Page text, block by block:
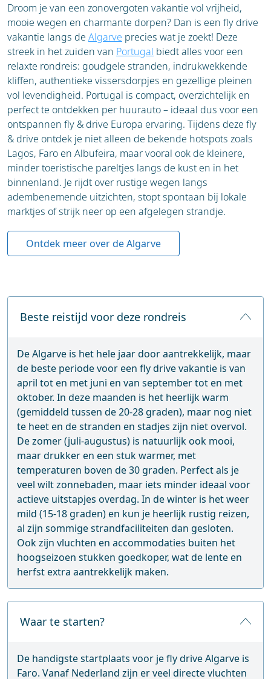
Droom je van een zonovergoten vakantie vol vrijheid,
mooie wegen en charmante dorpen? Dan is een fly drive
vakantie langs de Algarve precies wat je zoekt! Deze
streek in het zuiden van Portugal biedt alles voor een
relaxte rondreis: goudgele stranden, indrukwekkende
kliffen, authentieke vissersdorpjes en gezellige pleinen
vol levendigheid. Portugal is compact, overzichtelijk en
perfect te ontdekken per huurauto – ideaal dus voor een
ontspannen fly & drive Europa ervaring. Tijdens deze fly
& drive ontdek je niet alleen de bekende hotspots zoals
Lagos, Faro en Albufeira, maar vooral ook de kleinere,
minder toeristische pareltjes langs de kust en in het
binnenland. Je rijdt over rustige wegen langs
adembenemende uitzichten, stopt spontaan bij lokale
marktjes of strijk neer op een afgelegen strandje.
Ontdek meer over de Algarve
Beste reistijd voor deze rondreis
De Algarve is het hele jaar door aantrekkelijk, maar
de beste periode voor een fly drive vakantie is van
april tot en met juni en van september tot en met
oktober. In deze maanden is het heerlijk warm
(gemiddeld tussen de 20-28 graden), maar nog niet
te heet en de stranden en stadjes zijn niet overvol.
De zomer (juli-augustus) is natuurlijk ook mooi,
maar drukker en een stuk warmer, met
temperaturen boven de 30 graden. Perfect als je
veel wilt zonnebaden, maar iets minder ideaal voor
actieve uitstapjes overdag. In de winter is het weer
mild (15-18 graden) en kun je heerlijk rustig reizen,
al zijn sommige strandfaciliteiten dan gesloten.
Ook zijn vluchten en accommodaties buiten het
hoogseizoen stukken goedkoper, wat de lente en
herfst extra aantrekkelijk maken.
Waar te starten?
De handigste startplaats voor je fly drive Algarve is
Faro. Vanaf Nederland zijn er veel directe vluchten